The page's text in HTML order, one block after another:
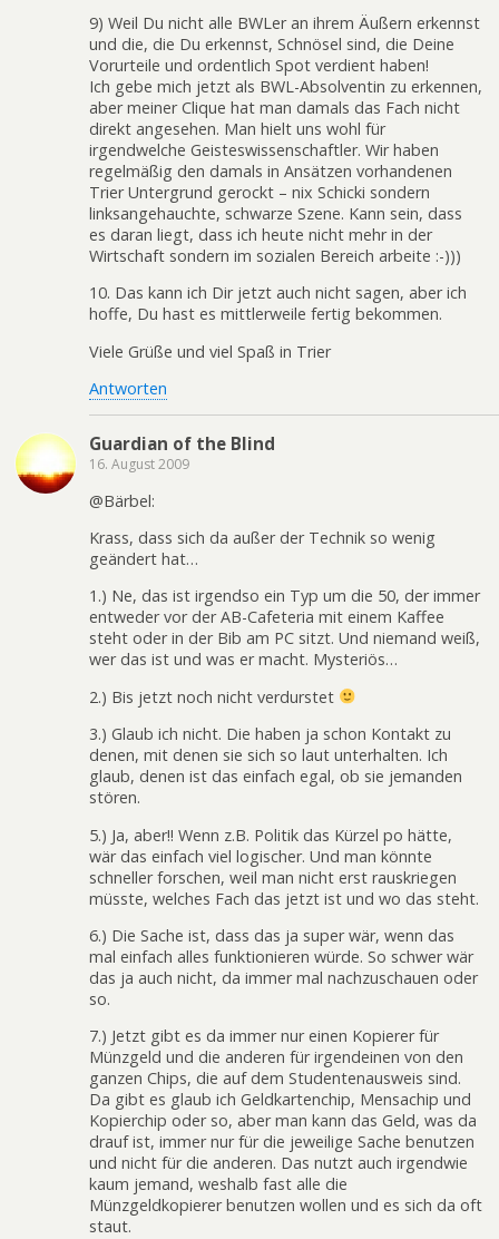
9) Weil Du nicht alle BWLer an ihrem Äußern erkennst
und die, die Du erkennst, Schnösel sind, die Deine
Vorurteile und ordentlich Spot verdient haben!
Ich gebe mich jetzt als BWL-Absolventin zu erkennen,
aber meiner Clique hat man damals das Fach nicht
direkt angesehen. Man hielt uns wohl für
irgendwelche Geisteswissenschaftler. Wir haben
regelmäßig den damals in Ansätzen vorhandenen
Trier Untergrund gerockt – nix Schicki sondern
linksangehauchte, schwarze Szene. Kann sein, dass
es daran liegt, dass ich heute nicht mehr in der
Wirtschaft sondern im sozialen Bereich arbeite :-)))
10. Das kann ich Dir jetzt auch nicht sagen, aber ich
hoffe, Du hast es mittlerweile fertig bekommen.
Viele Grüße und viel Spaß in Trier
Antworten
Guardian of the Blind
16. August 2009
@Bärbel:
Krass, dass sich da außer der Technik so wenig
geändert hat…
1.) Ne, das ist irgendso ein Typ um die 50, der immer
entweder vor der AB-Cafeteria mit einem Kaffee
steht oder in der Bib am PC sitzt. Und niemand weiß,
wer das ist und was er macht. Mysteriös…
2.) Bis jetzt noch nicht verdurstet
3.) Glaub ich nicht. Die haben ja schon Kontakt zu
denen, mit denen sie sich so laut unterhalten. Ich
glaub, denen ist das einfach egal, ob sie jemanden
stören.
5.) Ja, aber!! Wenn z.B. Politik das Kürzel po hätte,
wär das einfach viel logischer. Und man könnte
schneller forschen, weil man nicht erst rauskriegen
müsste, welches Fach das jetzt ist und wo das steht.
6.) Die Sache ist, dass das ja super wär, wenn das
mal einfach alles funktionieren würde. So schwer wär
das ja auch nicht, da immer mal nachzuschauen oder
so.
7.) Jetzt gibt es da immer nur einen Kopierer für
Münzgeld und die anderen für irgendeinen von den
ganzen Chips, die auf dem Studentenausweis sind.
Da gibt es glaub ich Geldkartenchip, Mensachip und
Kopierchip oder so, aber man kann das Geld, was da
drauf ist, immer nur für die jeweilige Sache benutzen
und nicht für die anderen. Das nutzt auch irgendwie
kaum jemand, weshalb fast alle die
Münzgeldkopierer benutzen wollen und es sich da oft
staut.